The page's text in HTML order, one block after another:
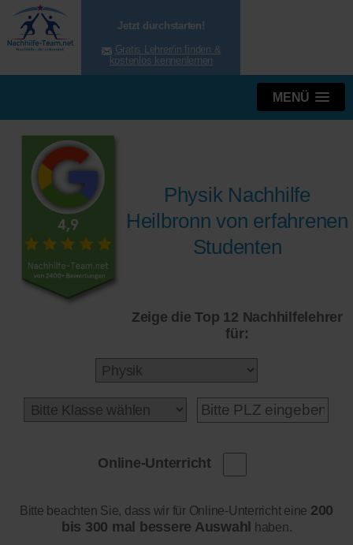
Jetzt durchstarten!
Gratis Lehrer/in finden &
kostenlos kennenlernen
MENÜ
Physik Nachhilfe
Heilbronn von erfahrenen
Studenten
Zeige die Top 12 Nachhilfelehrer
für:
Online-Unterricht
Bitte beachten Sie, dass wir für Online-Unterricht eine 200
bis 300 mal bessere Auswahl haben.